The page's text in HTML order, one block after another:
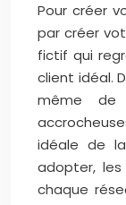
Pour créer
par créer
fictif qui
client idéal.
même de
idéale de
adopter, les
chaque